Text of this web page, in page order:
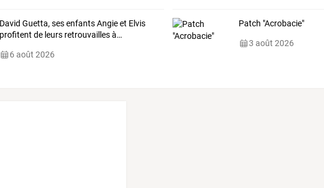
David Guetta,sesenfantsAngieet Elvis
profitent deleursretrouvaillesà…
6 août 2026
Patch "Acrobacie"
3 août 2026